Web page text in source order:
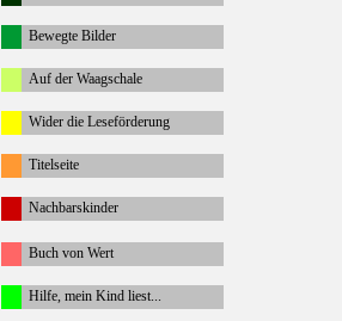
Bewegte Bilder
Auf der Waagschale
Wider die Leseförderung
Titelseite
Nachbarskinder
Buch von Wert
Hilfe, mein Kind liest...